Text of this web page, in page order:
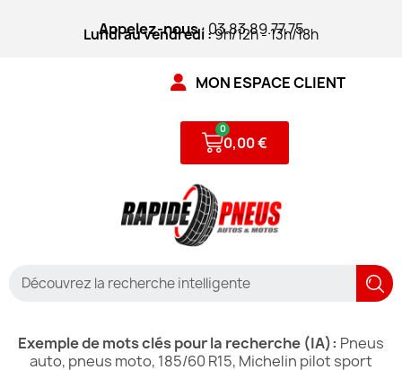
Appelez-nous: 03.83.89.77.75
Lundi au vendredi :9h/12h - 13h/18h
MON ESPACE CLIENT
0,00 €
Exemple de mots clés pour la recherche (IA): Pneus
auto, pneus moto, 185/60 R15, Michelin pilot sport